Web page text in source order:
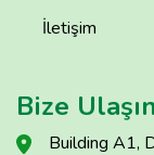
İletişim
Bize Ulaşın
Building A1,